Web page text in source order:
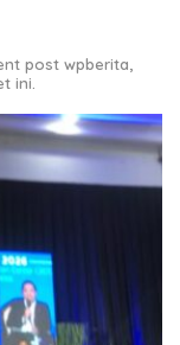
post wpberita,
ini.